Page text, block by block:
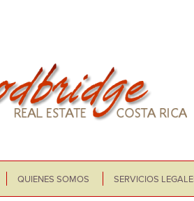
QUIENES SOMOS SERVICIOS